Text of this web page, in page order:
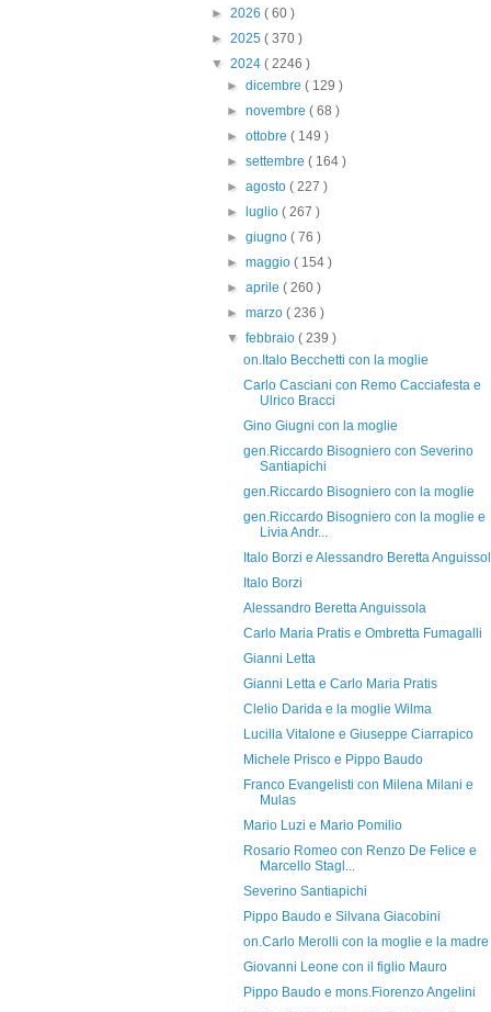
► 2026 ( 60 )
► 2025 ( 370 )
▼ 2024 ( 2246 )
►dicembre( 129 )
►novembre( 68 )
►ottobre( 149 )
►settembre( 164 )
►agosto( 227 )
►
luglio( 267 )
►giugno( 76 )
►maggio( 154 )
►aprile( 260 )
►marzo( 236 )
▼febbraio( 239 )
on.Italo Becchetti con la moglie
Carlo Casciani con Remo Cacciafesta e
Ulrico Bracci
Gino Giugni con la moglie
gen.Riccardo Bisogniero con Severino
Santiapichi
gen.Riccardo Bisogniero con la moglie
gen.Riccardo Bisogniero con la moglie e
Livia Andr...
Italo Borzi e Alessandro Beretta
Italo Borzi
Alessandro Beretta Anguissola
Carlo Maria Pratis e Ombretta Fumagalli
Gianni Letta
Gianni Letta e Carlo Maria Pratis
Clelio Darida e la moglie Wilma
Lucilla Vitalone e Giuseppe Ciarrapico
Michele Prisco e Pippo Baudo
Franco Evangelisti con Milena Milani e
Mulas
Mario Luzi e Mario Pomilio
Rosario Romeo con Renzo De Felice e
Marcello Stagl...
Severino Santiapichi
Pippo Baudo e Silvana Giacobini
on.Carlo Merolli con la moglie e la madre
Giovanni Leone con il figlio Mauro
Pippo Baudo e mons.Fiorenzo Angelini